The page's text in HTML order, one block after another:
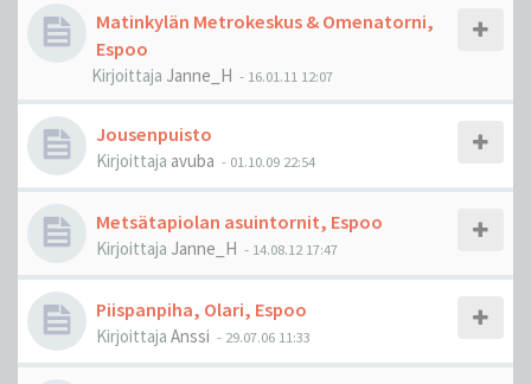
Matinkylän Metrokeskus & Omenatorni,
Espoo
Kirjoittaja Janne_H - 16.01.11 12:07
Jousenpuisto
Kirjoittaja avuba - 01.10.09 22:54
Metsätapiolan asuintornit, Espoo
Kirjoittaja Janne_H - 14.08.12 17:47
Piispanpiha, Olari, Espoo
Kirjoittaja Anssi - 29.07.06 11:33